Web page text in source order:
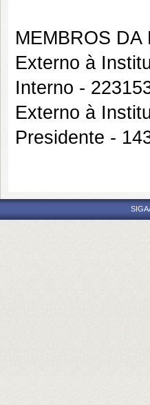
MEMBROS DA
Externo à
Interno -
Externo à
Presidente -